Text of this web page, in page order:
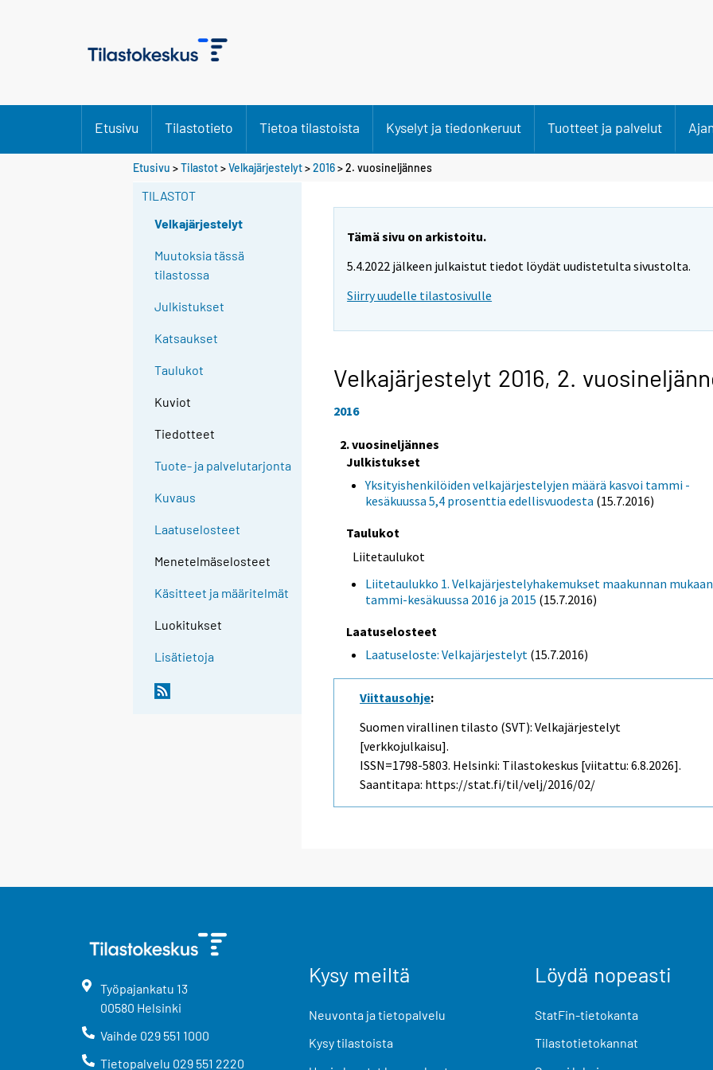
Etusivu Tilastotieto Tietoa tilastoista Kyselyt ja tiedonkeruut Tuotteet ja palvelut
Etusivu >Tilastot>Velkajärjestelyt>2016>2. vuosineljännes
TILASTOT
Velkajärjestelyt
Muutoksia tässä
tilastossa
Julkistukset
Katsaukset
Taulukot
Kuviot
Tiedotteet
Tuote- ja palvelutarjonta
Kuvaus
Laatuselosteet
Menetelmäselosteet
Käsitteet ja määritelmät
Luokitukset
Lisätietoja
Tämä sivu on arkistoitu.
5.4.2022 jälkeen julkaistut tiedot löydät uudistetulta sivustolta.
Siirry uudelle tilastosivulle
Velkajärjestelyt 2016, 2.
2016
2. vuosineljännes
Julkistukset
Yksityishenkilöiden velkajärjestelyjen määrä kasvoi tammi -
kesäkuussa 5,4 prosenttia edellisvuodesta (15.7.2016)
Taulukot
Liitetaulukot
Liitetaulukko 1. Velkajärjestelyhakemukset maakunnan mukaan
tammi-kesäkuussa 2016 ja 2015 (15.7.2016)
Laatuselosteet
Laatuseloste: Velkajärjestelyt (15.7.2016)
Viittausohje:
Suomen virallinen tilasto (SVT): Velkajärjestelyt
[verkkojulkaisu].
ISSN=1798-5803. Helsinki: Tilastokeskus [viitattu: 6.8.2026].
Saantitapa: https://stat.fi/til/velj/2016/02/
Työpajankatu 13
00580 Helsinki
Vaihde 029 551 1000
Tietopalvelu 029 551 2220
Kysy meiltä
Neuvonta ja tietopalvelu
Kysy tilastoista
Löydä nopeasti
StatFin-tietokanta
Tilastotietokannat